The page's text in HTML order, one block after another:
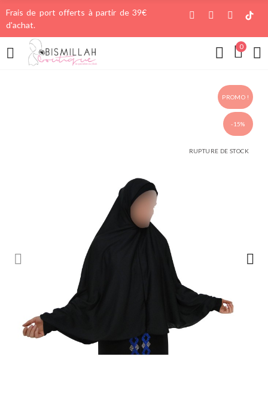
Frais de port offerts à partir de 39€
d'achat.
0
PROMO !
-15%
RUPTURE DE STOCK